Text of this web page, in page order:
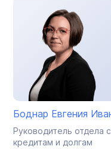
Боднар Евгения
Руководитель отдела
кредитам и долгам